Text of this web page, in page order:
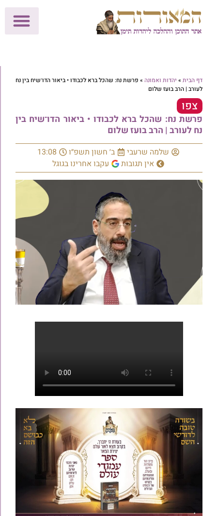
דף הבית » יהדות ואמונה » פרשת נח: שהכל ברא לכבודו • ביאור הדו־שיח בין נח
לעורב | הרב בועז שלום
צפו
פרשת נח: שהכל ברא לכבודו • ביאור הדו־שיח בין
נח לעורב | הרב בועז שלום
שלמה שרעבי ב׳ חשון תשפ״ו
13:08
אין תגובות
עקבו אחרינו בגוגל